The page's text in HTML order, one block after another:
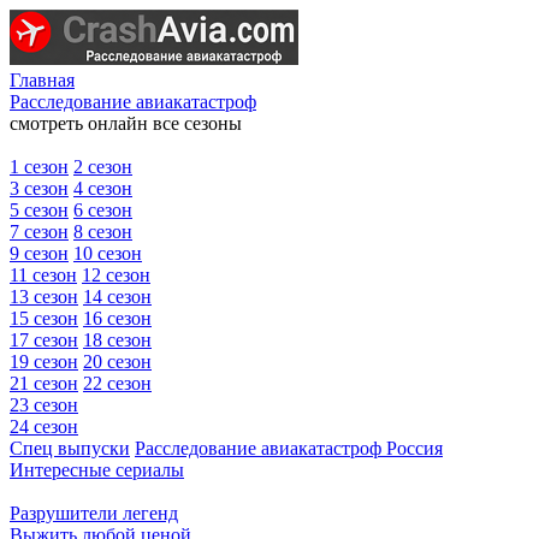
Главная
Расследование авиакатастроф
смотреть онлайн все сезоны
1 сезон 2 сезон
3 сезон 4 сезон
5 сезон 6 сезон
7 сезон 8 сезон
9 сезон 10 сезон
11 сезон 12 сезон
13 сезон 14 сезон
15 сезон 16 сезон
17 сезон 18 сезон
19 сезон 20 сезон
21 сезон 22 сезон
23 сезон
24 сезон
Спец выпуски Расследование авиакатастроф Россия
Интересные сериалы
Разрушители легенд
Выжить любой ценой